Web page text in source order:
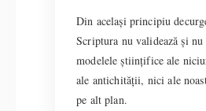
Din același principiu
Scriptura nu validează și
modelele științifice ale
ale antichității, nici ale
pe alt plan.